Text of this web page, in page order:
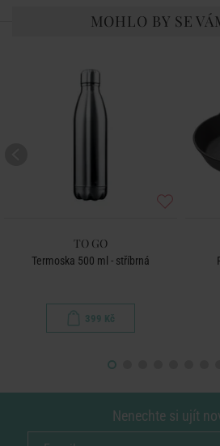
MOHLO BY SE
TO GO
Termoska 500 ml - stříbrná
399 Kč
Nenechte si ujít